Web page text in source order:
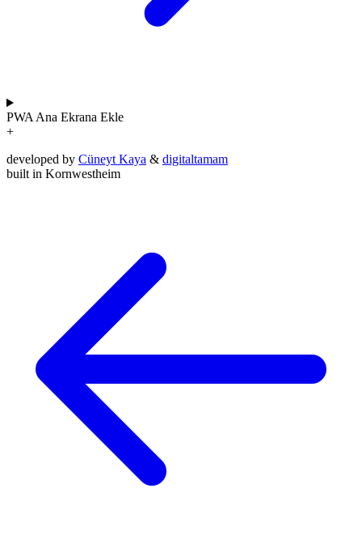
PWA Ana Ekrana Ekle
+
developed by Cüneyt Kaya & digitaltamam
built in Kornwestheim